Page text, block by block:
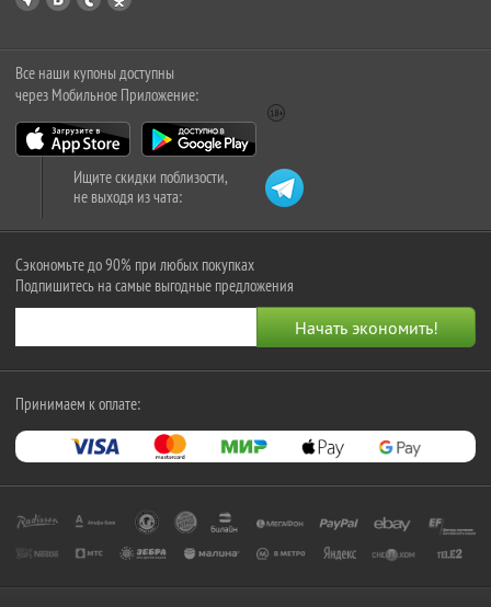
Все наши купоны доступны
через Мобильное Приложение:
Ищите скидки поблизости,
не выходя из чата:
Сэкономьте до 90% при любых покупках
Подпишитесь на самые выгодные предложения
Принимаем к оплате: